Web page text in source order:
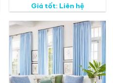
Giá tốt: Liên hệ